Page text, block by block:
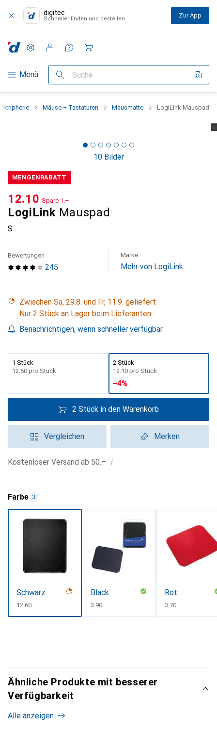
digitec
Schneller finden und bestellen Zur App
Navigation nach Kategorien
Menü Suche
Einstellungen
Kundenkonto
Vergleichslisten
Merklisten
Warenkorb
Peripherie Mäuse + Tastaturen Mausmatte LogiLink Mauspad
10 Bilder
MENGENRABATT
LogiLink Mauspad
S
CHF
12.10 Spare CHF
1.–
245
Bewertungen Marke
Mehr von LogiLink
Zwischen Sa, 29.8. und Fr, 11.9. geliefert
Nur 2 Stück an Lager beim Lieferanten
Benachrichtigen, wenn schneller verfügbar
1 Stück
CHF
12.60 pro Stück
2 Stück
CHF
12.10 pro Stück
−4%
2 Stück in den Warenkorb
Vergleichen Merken
Kostenloser Versand ab 50.– i
Farbe 3
Schwarz
CHF
12.60
Black
CHF
3.90
Rot
CHF
3.70
Ähnliche Produkte mit besserer
Verfügbarkeit
Alle anzeigen